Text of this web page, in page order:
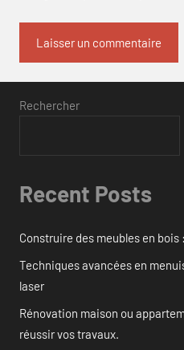
Rechercher
Recent Posts
Construire des meubles en
Techniques avancées en
laser
Rénovation maison ou
réussir vos travaux.